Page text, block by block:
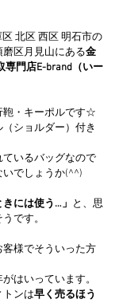
区月見山にある金
専門店E-brand（いー
鞄・キーポルです☆
ショルダー）付き
いるバッグなので
でしょうか(^^)
には使う…」 と、思
です。
様でそういった方
はいっています。
トンは早く売るほう